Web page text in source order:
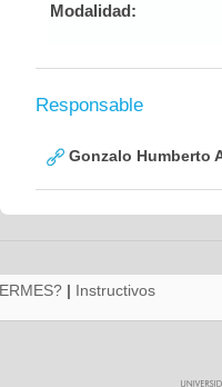
Modalidad:
Responsable
Gonzalo Humberto
| Instructivos